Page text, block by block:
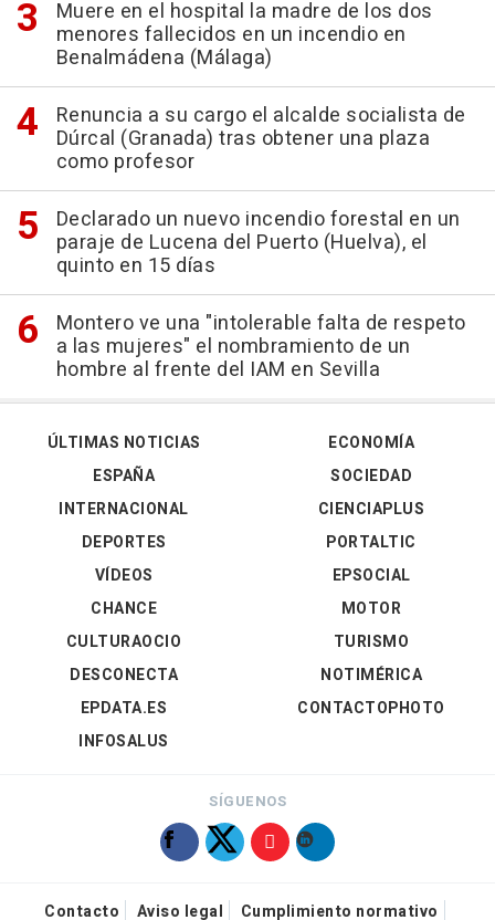
Muere en el hospital la madre de los dos
menores fallecidos en un incendio en
Benalmádena (Málaga)
Renuncia a su cargo el alcalde socialista de
Dúrcal (Granada) tras obtener una plaza
como profesor
Declarado un nuevo incendio forestal en un
paraje de Lucena del Puerto (Huelva), el
quinto en 15 días
Montero ve una "intolerable falta de respeto
a las mujeres" el nombramiento de un
hombre al frente del IAM en Sevilla
ÚLTIMAS NOTICIAS
ESPAÑA
INTERNACIONAL
DEPORTES
VÍDEOS
ECONOMÍA
SOCIEDAD
CIENCIAPLUS
PORTALTIC
EPSOCIAL
CHANCE
CULTURAOCIO
DESCONECTA
EPDATA.ES
INFOSALUS
MOTOR
TURISMO
NOTIMÉRICA
CONTACTOPHOTO
SÍGUENOS
Contacto Aviso legal Cumplimiento normativo